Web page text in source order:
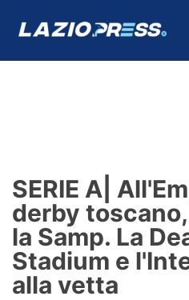
Formello
Infortuni
Primavera
SERIE A|
derby
la Samp. La
Stadium e
alla vetta